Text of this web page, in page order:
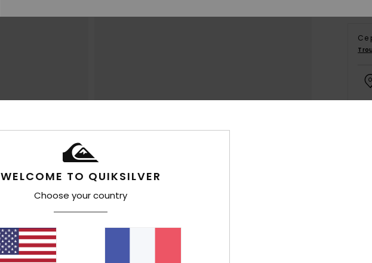
Ce
WELCOME TO QUIKSILVER
Choose your country